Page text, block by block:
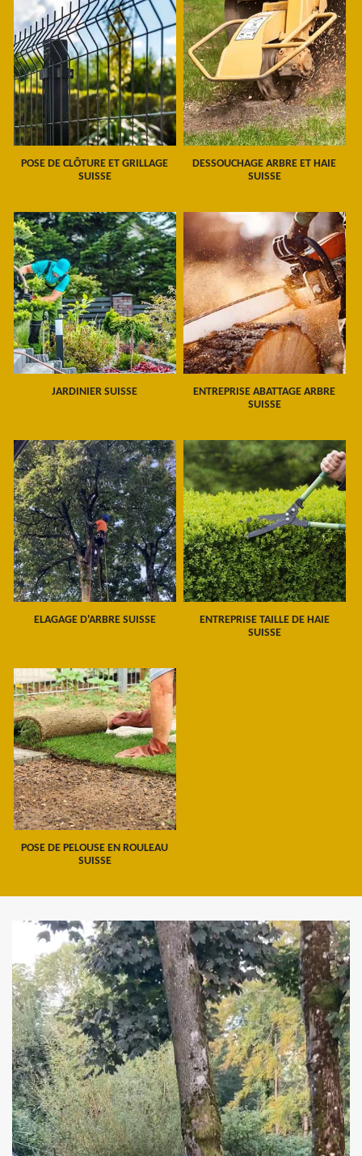
POSE DE CLÔTURE ET GRILLAGE
SUISSE
DESSOUCHAGE ARBRE ET HAIE
SUISSE
JARDINIER SUISSE
ENTREPRISE ABATTAGE ARBRE
SUISSE
ELAGAGE D'ARBRE SUISSE
ENTREPRISE TAILLE DE HAIE
SUISSE
POSE DE PELOUSE EN ROULEAU
SUISSE